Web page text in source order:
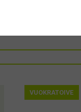
keskustasta. Alle
purkukunnossa
VUOKRATOIVE